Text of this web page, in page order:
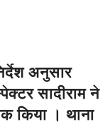
अनुसार
सादीराम ने
किया । थाना